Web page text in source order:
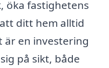
öka fastighetens
ditt hem alltid
är en investering
på sikt, både